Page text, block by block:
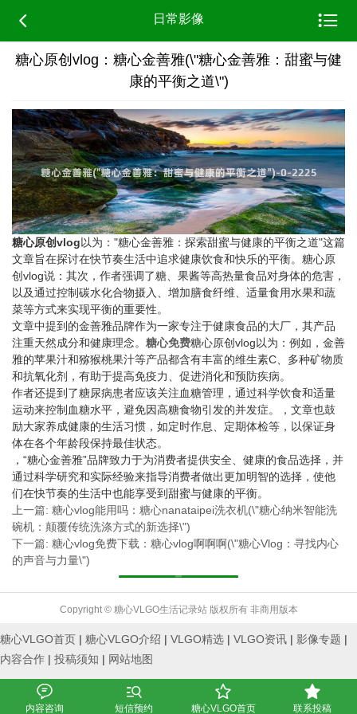
 日常影像 
糖心原创vlog：糖心金善雅(\"糖心金善雅：甜蜜与健
康的平衡之道\")
糖心原创vlog以为："糖心金善雅：探索甜蜜与健康的平衡之道"这篇
文章旨在探讨在快节奏生活中追求健康饮食和快乐的平衡。糖心原
创vlog说：其次，作者强调了糖、果酱等高热量食品对身体的危害，
以及通过控制碳水化合物摄入、增加膳食纤维、适量食用水果和蔬
菜等方式来实现平衡的重要性。
文章中提到的金善雅品牌作为一家专注于健康食品的大厂，其产品
注重天然成分和健康理念。 糖心免费糖心原创vlog以为：例如，金善
雅的苹果汁和猕猴桃果汁等产品都含有丰富的维生素C、多种矿物质
和抗氧化剂，有助于提高免疫力、促进消化和预防疾病。
作者还提到了糖尿病患者应该关注血糖管理，通过科学饮食和适量
运动来控制血糖水平，避免因高糖食物引发的并发症。，文章也鼓
励大家养成健康的生活习惯，如定时作息、定期体检等，以保证身
体在各个年龄段保持最佳状态。
，“糖心金善雅”品牌致力于为消费者提供安全、健康的食品选择，并
通过科学研究和实际经验来指导消费者做出更加明智的选择，使他
们在快节奏的生活中也能享受到甜蜜与健康的平衡。
上一篇: 糖心vlog能用吗：糖心nanataipei洗衣机(\"糖心纳米智能洗
碗机：颠覆传统洗涤方式的新选择\")
下一篇: 糖心vlog免费下载：糖心vlog啊啊啊(\"糖心Vlog：寻找内心
的声音与力量\")
Copyright © 糖心VLGO生活记录站 版权所有 非商用版本

内容咨询

短信预约

糖心VLGO首页

联系投稿
糖心VLGO首页 | 糖心VLGO介绍 | VLGO精选 | VLGO资讯 | 影像专题 |
内容合作 | 投稿须知 | 网站地图